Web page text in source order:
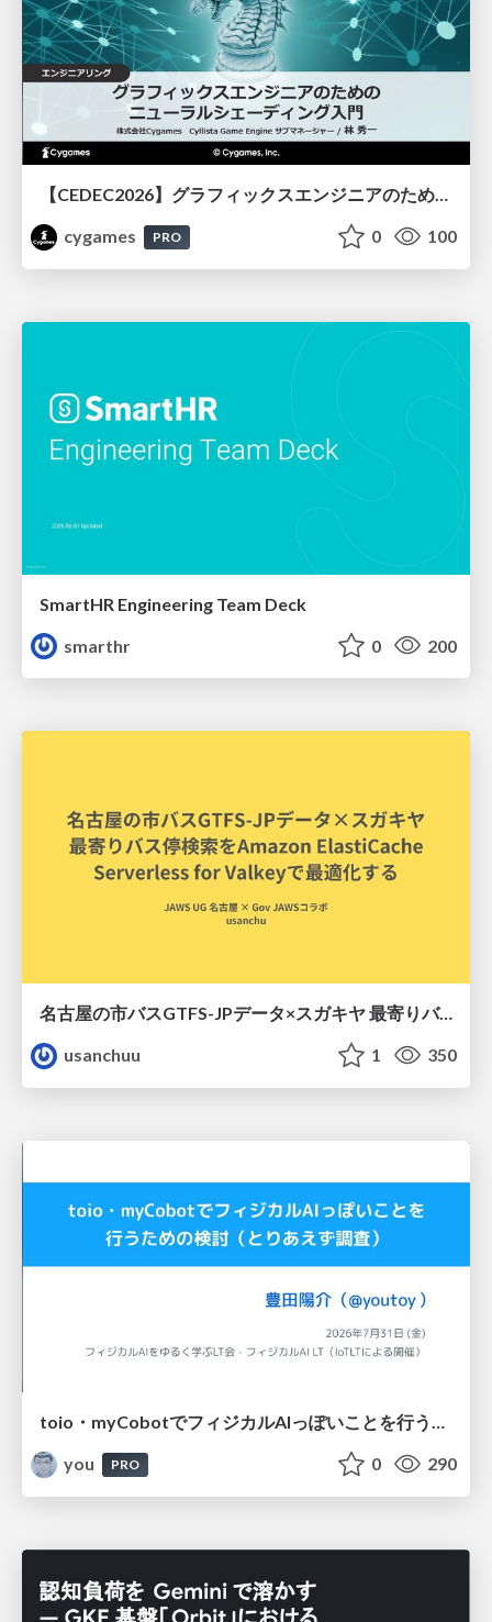
【CEDEC2026】グラフィックスエンジニアのためのニューラルシェーディング入門
cygames
PRO 0 100
SmartHR Engineering Team Deck
smarthr
0 200
名古屋の市バスGTFS-JPデータ×スガキヤ 最寄りバス停検索をAmazon ElastiCache Serverless for Valkeyで最適化する
usanchuu
1 350
toio・myCobotでフィジカルAIっぽいことを行うための検討（とりあえず調査） / フィジカルAI LT（IoTLTによる開催）
you
PRO 0 290